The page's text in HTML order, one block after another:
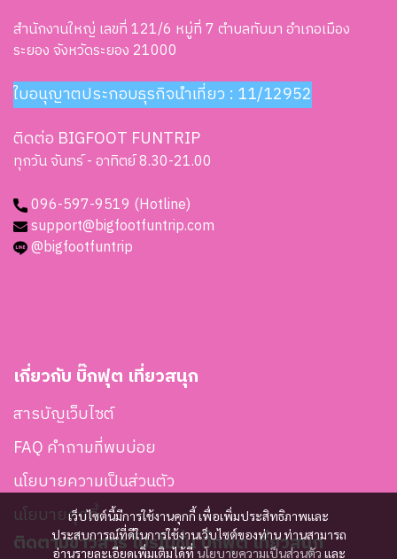
เว็บไซต์นี้มีการใช้งานคุกกี้ เพื่อเพิ่มประสิทธิภาพและ
ประสบการณ์ที่ดีในการใช้งานเว็บไซต์ของท่าน ท่านสามารถ
อ่านรายละเอียดเพิ่มเติมได้ที่นโยบายความเป็นส่วนตัวและ
สำนักงานใหญ่ เลขที่ 121/6 หมู่ที่ 7 ตำบลทับมา อำเภอเมือง
ระยอง จังหวัดระยอง 21000
ใบอนุญาตประกอบธุรกิจนำเที่ยว : 11/12952
ติดต่อ BIGFOOT FUNTRIP
ทุกวัน จันทร์ - อาทิตย์ 8.30-21.00
096-597-9519 (Hotline)
support@bigfootfuntrip.com
@bigfootfuntrip
เกี่ยวกับ บิ๊กฟุต เที่ยวสนุก
สารบัญเว็บไซต์
FAQ คำถามที่พบบ่อย
นโยบายความเป็นส่วนตัว
นโยบายคุกกี้
ติดตามข่าวสาร โปรโมชั่น บิ๊กฟุต เที่ยวสนุก